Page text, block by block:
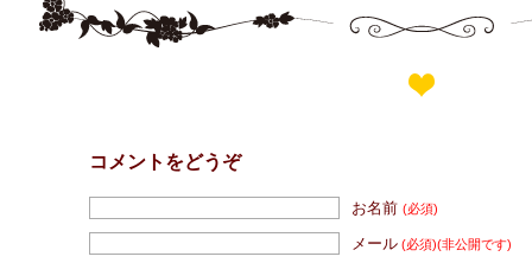
コメントをどうぞ
お名前(必須)
メール (必須)(非公開です)